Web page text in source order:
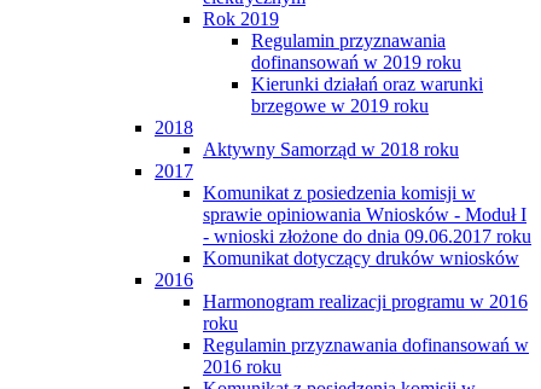
Rok 2019
Regulamin przyznawania
dofinansowań w 2019 roku
Kierunki działań oraz warunki
brzegowe w 2019 roku
2018
Aktywny Samorząd w 2018 roku
2017
Komunikat z posiedzenia komisji w
sprawie opiniowania Wniosków - Moduł I
- wnioski złożone do dnia 09.06.2017 roku
Komunikat dotyczący druków wniosków
2016
Harmonogram realizacji programu w 2016
roku
Regulamin przyznawania dofinansowań w
2016 roku